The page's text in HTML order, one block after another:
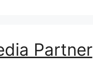
Partner